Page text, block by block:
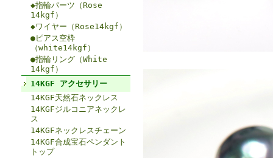
◆指輪パーツ（Rose
14kgf）
◆ワイヤー（Rose14kgf）
●ピアス空枠
（white14kgf）
●指輪リング（White
14kgf）
14KGF アクセサリー
14KGF天然石ネックレス
14KGFジルコニアネックレ
ス
14KGFネックレスチェーン
14KGF合成宝石ペンダント
トップ